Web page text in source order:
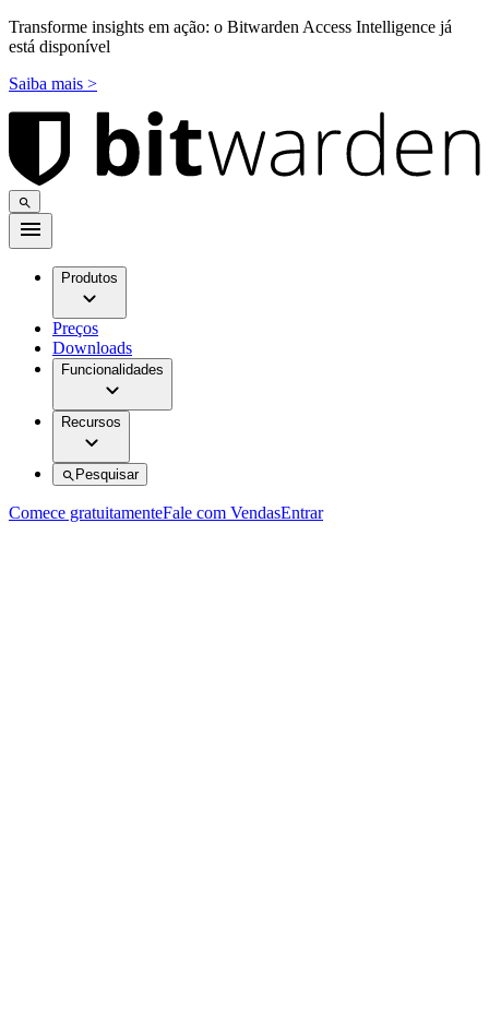
Transforme insights em ação: o Bitwarden Access Intelligence já
está disponível
Saiba mais >
Produtos
Preços
Downloads
Funcionalidades
Recursos
Pesquisar
Comece gratuitamenteFale com VendasEntrar